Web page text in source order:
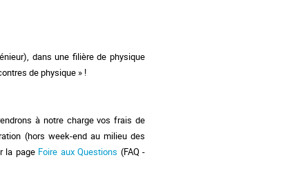
dans une filière de physique
de physique » !
à notre charge vos frais de
(hors week-end au milieu des
la page Foire aux Questions (FAQ -